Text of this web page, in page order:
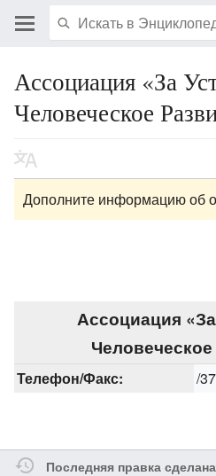
Ассоциация «За
Человеческое
Дополните информацию об
Ассоциация
Телефон/Факс: /
Последняя правка